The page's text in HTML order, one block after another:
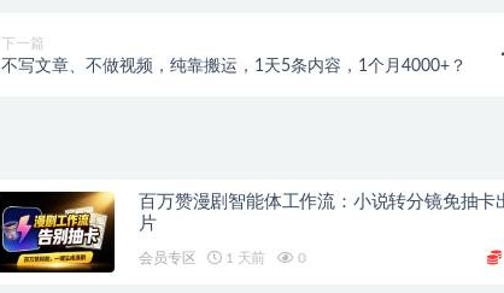
下一篇
不写文章、不做视频，纯靠搬运，1天5条内容，1个月4000+？
百万赞漫剧智能体工作流：小说转分镜免抽卡
片
会员专区 1 天前 0